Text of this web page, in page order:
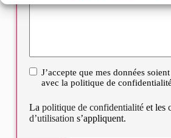
RGPDJ’accepte que mes données
avec la politique de
La politique de confidentialitéet les
d’utilisation s’appliquent.